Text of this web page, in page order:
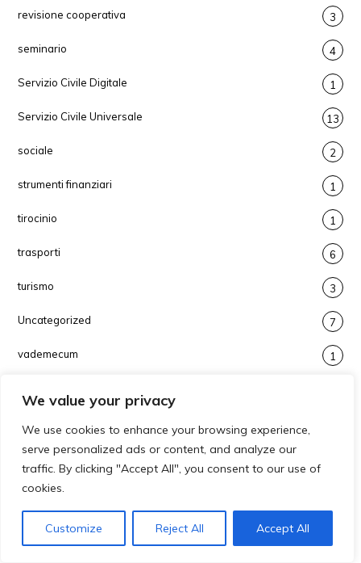
We value your privacy
We use cookies to enhance your browsing experience,
serve personalized ads or content, and analyze our
traffic. By clicking "Accept All", you consent to our use of
cookies.
Customize Reject All Accept All
revisione cooperativa 3
seminario 4
Servizio Civile Digitale 1
Servizio Civile Universale 13
sociale 2
strumenti finanziari 1
tirocinio 1
trasporti 6
turismo 3
Uncategorized 7
vademecum 1
webinar
workers buyout
workshop